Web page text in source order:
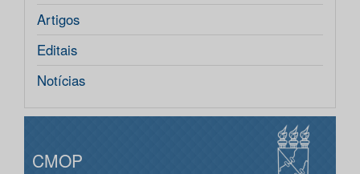
Artigos
Editais
Notícias
CMOP